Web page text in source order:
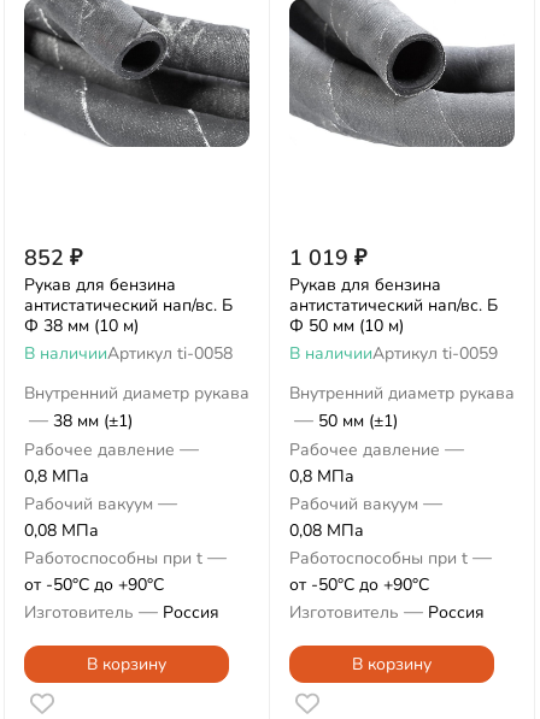
852 ₽
Рукав для бензина
антистатический нап/вс. Б
Ф 38 мм (10 м)
В наличииАртикул ti-0058
Внутренний диаметр рукава
— 38 мм (±1)
Рабочее давление —
0,8 МПа
Рабочий вакуум —
0,08 МПа
Работоспособны при t —
от -50°С до +90°С
Изготовитель — Россия
В корзину
1 019 ₽
Рукав для бензина
антистатический нап/вс. Б
Ф 50 мм (10 м)
В наличииАртикул ti-0059
Внутренний диаметр рукава
— 50 мм (±1)
Рабочее давление —
0,8 МПа
Рабочий вакуум —
0,08 МПа
Работоспособны при t —
от -50°С до +90°С
Изготовитель — Россия
В корзину